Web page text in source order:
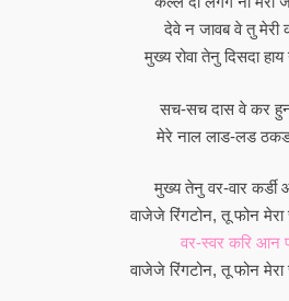
देवे न जावब वे तु मेरी
मुख्य रोवा तेनु दिसदा
सच-सच दास वे कर
मेरे नाल लाड-लड
मुख्य तेनु वर-वार
वाजेजे रिंगटोन, तू फोन
वर-स्वर करि आन
वाजेजे रिंगटोन, तू फोन